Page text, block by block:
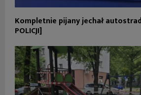
Kompletnie pijany jechał
POLICJI]